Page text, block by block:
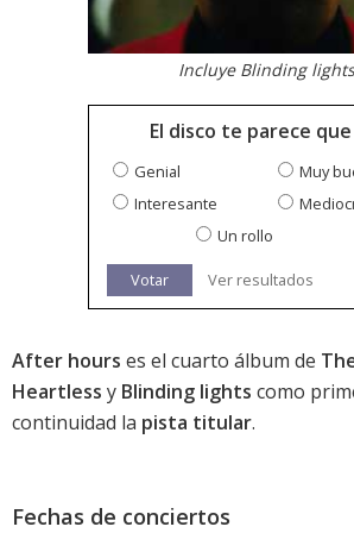
Incluye Blinding lights
El disco te parece que
Genial
Muy
Interesante
Un rollo
Votar Ver resultados
After hours es el cuarto álbum de
Heartless y Blinding lights como
continuidad la pista titular.
Fechas de conciertos